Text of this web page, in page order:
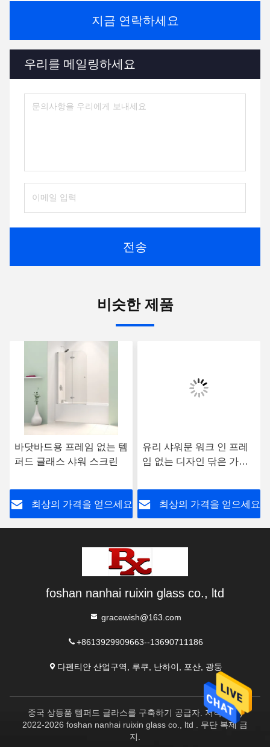
지금 연락하세요
우리를 메일링하세요
전송
비슷한 제품
바닷바드용 프레임 없는 템
퍼드 글래스 샤워 스크린
최상의 가격을 얻으세요
유리 샤워문 워크 인 프레
임 없는 디자인 닦은 가장
최상의 가격을 얻으세요
foshan nanhai ruixin glass co., ltd
gracewish@163.com
+8613929909663--13690711186
다펜티안 산업구역, 루쿠, 난하이, 포산, 광둥
중국 상등품 템퍼드 글라스를 구축하기 공급자. 저작권 (c)
2022-2026 foshan nanhai ruixin glass co., ltd . 무단 복제 금
지.